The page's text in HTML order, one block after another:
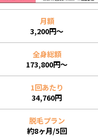
月額
3,200円～
全身総額
173,800円～
1回あたり
34,760円
脱毛プラン
約8ヶ月/5回